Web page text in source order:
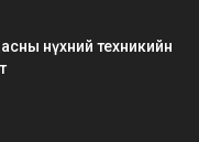
нүхний техникийн